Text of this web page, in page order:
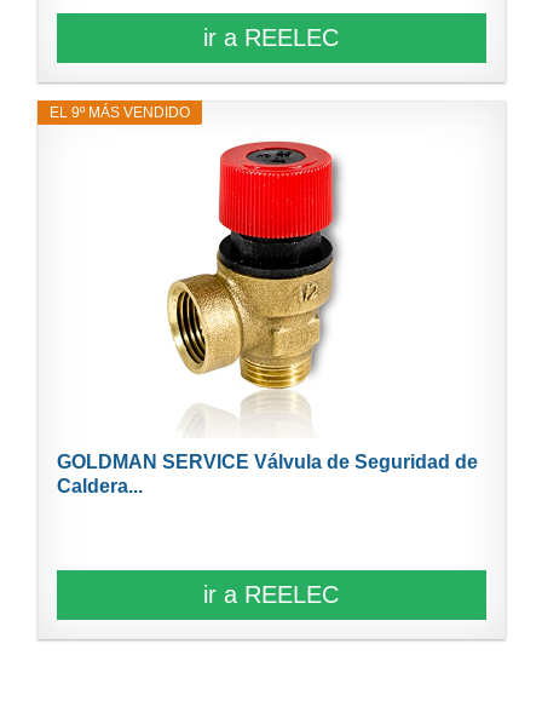
ir a REELEC
EL 9º MÁS VENDIDO
GOLDMAN SERVICE Válvula de Seguridad de
Caldera...
ir a REELEC